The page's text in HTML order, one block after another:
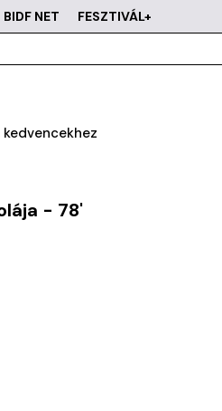
BIDF NET FESZTIVÁL+
kedvencekhez
- 78'